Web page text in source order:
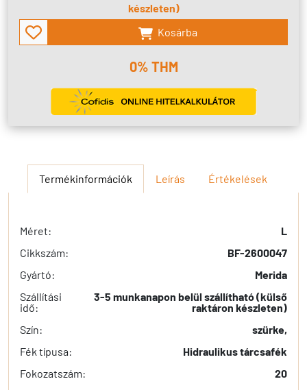
készleten)
Kosárba
0% THM
Termékinformációk Leírás Értékelések
Méret:
L
Cikkszám:
BF-2600047
Gyártó:
Merida
Szállítási
idő:
3-5 munkanapon belül szállítható (külső
raktáron készleten)
Szín:
szürke,
Fék típusa:
Hidraulikus tárcsafék
Fokozatszám:
20